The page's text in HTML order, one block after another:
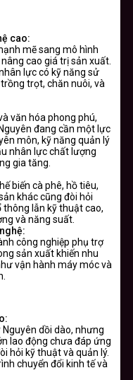
cao:
mẽ sang mô hình
cao giá trị sản xuất.
lực có kỹ năng sử
trọt, chăn nuôi, và
văn hóa phong phú,
đang cần một lực
môn, kỹ năng quản lý
nhân lực chất lượng
gia tăng.
biến cà phê, hồ tiêu,
khác cũng đòi hỏi
lẫn kỹ thuật cao,
và năng suất.
công nghiệp phụ trợ
sản xuất khiến nhu
vận hành máy móc và
dồi dào, nhưng
lao động chưa đáp ứng
hỏi kỹ thuật và quản lý.
chuyển đổi kinh tế và